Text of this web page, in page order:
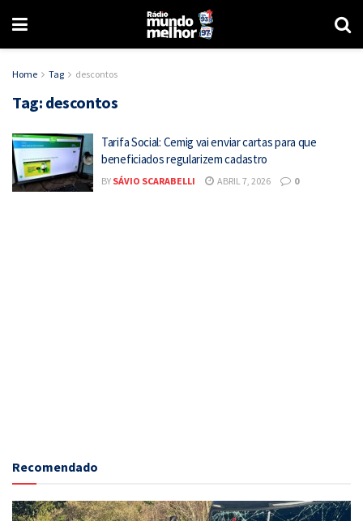
Home Tag descontos
Tag: descontos
Tarifa Social: Cemig vai enviar cartas para que
beneficiados regularizem cadastro
BY SÁVIO SCARABELLI ABRIL 7, 2026 0
Recomendado